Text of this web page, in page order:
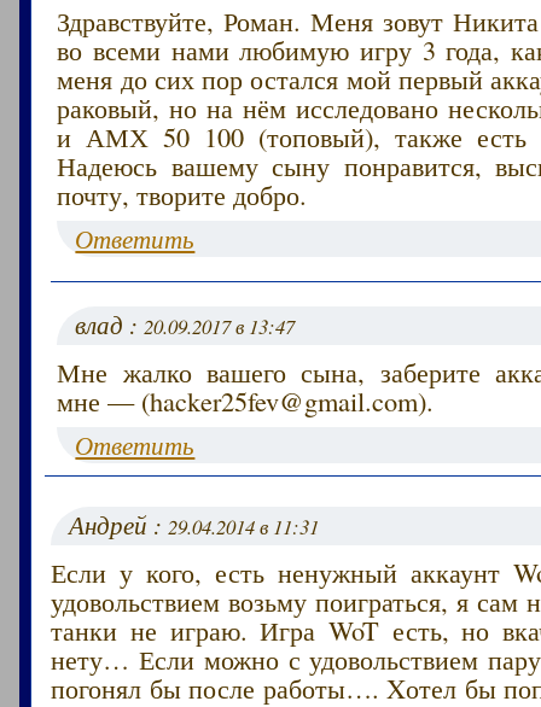
Здравствуйте, Роман. Меня зовут
во всеми нами любимую игру 3 года,
меня до сих пор остался мой первый
раковый, но на нём исследовано
и АМХ 50 100 (топовый), также есть
Надеюсь вашему сыну понравится,
почту, творите добро.
Ответить
влад :20.09.2017 в 13:47
Мне жалко вашего сына, заберите
мне — (hacker25fev@gmail.com).
Ответить
Андрей :29.04.2014 в 11:31
Если у кого, есть ненужный аккаунт
удовольствием возьму поиграться, я сам
танки не играю. Игра WoT есть, но
нету… Если можно с удовольствием
погонял бы после работы…. Xотел бы